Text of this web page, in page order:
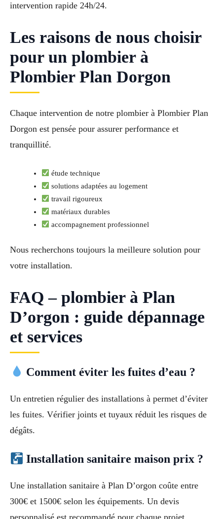
intervention rapide 24h/24.
Les raisons de nous choisir
pour un plombier à
Plombier Plan Dorgon
Chaque intervention de notre plombier à Plombier Plan
Dorgon est pensée pour assurer performance et
tranquillité.
étude technique
solutions adaptées au logement
travail rigoureux
matériaux durables
accompagnement professionnel
Nous recherchons toujours la meilleure solution pour
votre installation.
FAQ – plombier à Plan
D’orgon : guide dépannage
et services
Comment éviter les fuites d’eau ?
Un entretien régulier des installations à permet d’éviter
les fuites. Vérifier joints et tuyaux réduit les risques de
dégâts.
Installation sanitaire maison prix ?
Une installation sanitaire à Plan D’orgon coûte entre
300€ et 1500€ selon les équipements. Un devis